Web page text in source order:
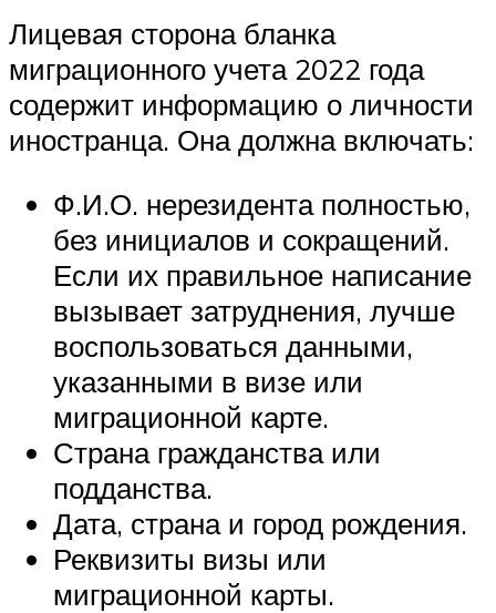
Лицевая сторона бланка
миграционного учета 2022 года
содержит информацию о личности
иностранца. Она должна включать:
Ф.И.О. нерезидента полностью,
без инициалов и сокращений.
Если их правильное написание
вызывает затруднения, лучше
воспользоваться данными,
указанными в визе или
миграционной карте.
Страна гражданства или
подданства.
Дата, страна и город рождения.
Реквизиты визы или
миграционной карты.